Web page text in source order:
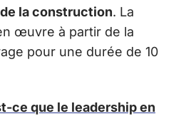
la construction. La
œuvre à partir de la
pour une durée de 10
ce que le leadership en